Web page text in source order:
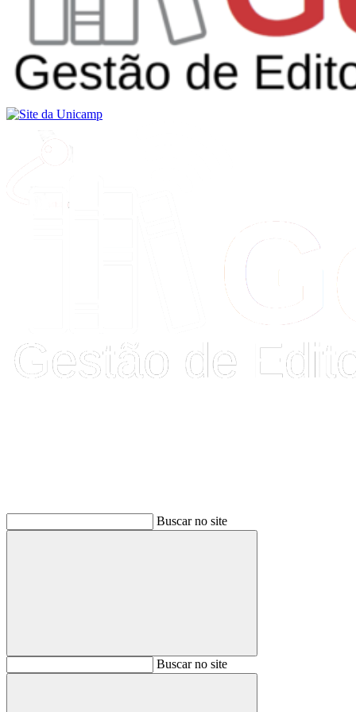
Buscar no site
BuscarBuscar no site